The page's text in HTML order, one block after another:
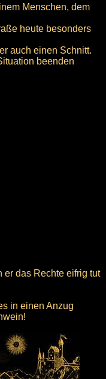
Menschen, dem
heute besonders
auch einen Schnitt.
beenden
er das Rechte eifrig tut
in einen Anzug